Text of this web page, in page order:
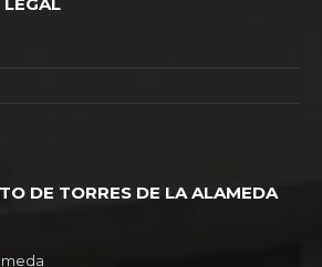
DE TORRES DE LA ALAMEDA